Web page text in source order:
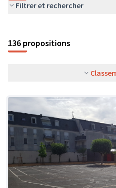
Filtrer et rechercher
136 propositions